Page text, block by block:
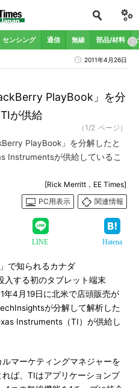
センシング 通信 無線 部品/材料
2011年4月26日
PlayBook」を分
が供給
（1/2 ページ）
PlayBook」を分解したと
Instrumentsが供給しているこ
[Rick Merritt，EE Times]
PC用表示
関連情報
LINE Hatena
で知られるカナダ
入する初のタブレット端末
年4月19日に北米で店頭販売が
が分解して解析した
Instruments（TI）が供給し
マーケティングマネジャーを
ば、TIはアプリケーションプ